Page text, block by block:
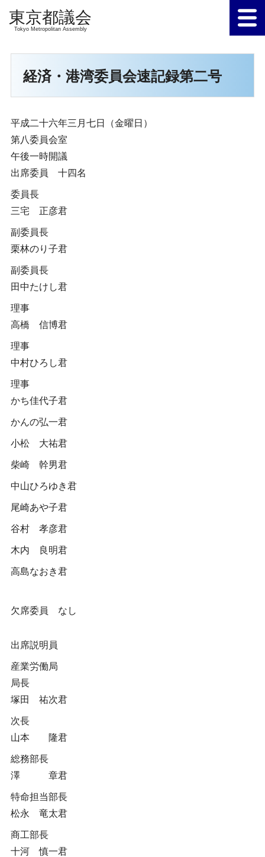
Tokyo Metropolitan Assembly
経済・港湾委員会速記録第二号
平成二十六年三月七日（金曜日）
第八委員会室
午後一時開議
出席委員 十四名
委員長
三宅 正彦君
副委員長
栗林のり子君
副委員長
田中たけし君
理事
高橋 信博君
理事
中村ひろし君
理事
かち佳代子君
かんの弘一君
小松 大祐君
柴崎 幹男君
中山ひろゆき君
尾崎あや子君
谷村 孝彦君
木内 良明君
高島なおき君
欠席委員 なし
出席説明員
産業労働局
局長
塚田 祐次君
次長
山本 隆君
総務部長
澤 章君
特命担当部長
松永 竜太君
商工部長
十河 慎一君